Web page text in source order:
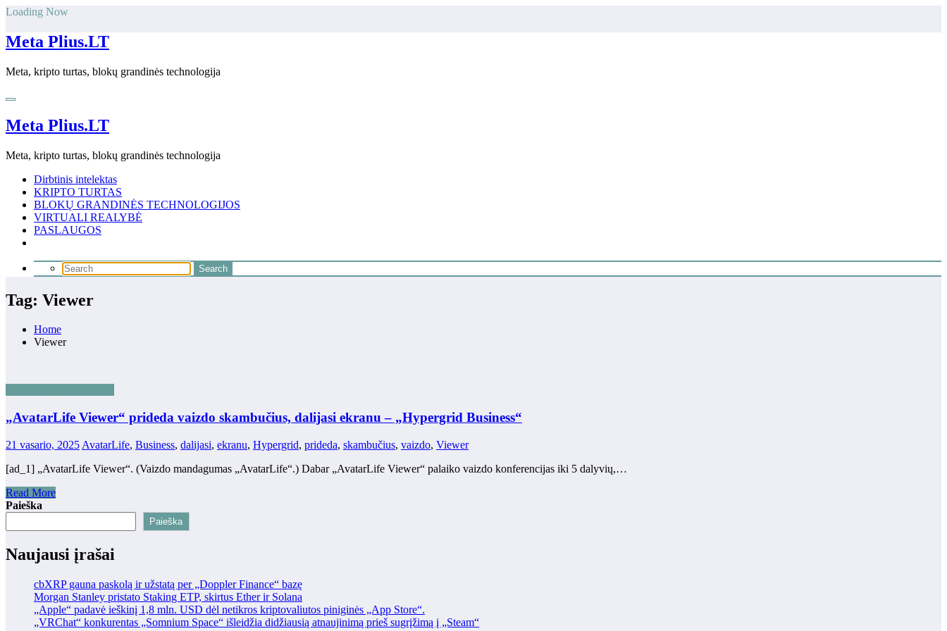
Skip
content
Loading Now
Meta Plius.LT
Meta, kripto turtas, blokų grandinės technologija
Meta Plius.LT
Meta, kripto turtas, blokų grandinės technologija
Dirbtinis intelektas
KRIPTO TURTAS
BLOKŲ GRANDINĖS TECHNOLOGIJOS
VIRTUALI REALYBĖ
PASLAUGOS
Tag: Viewer
Home
Viewer
„AvatarLife Viewer“ prideda vaizdo skambučius, dalijasi ekranu – „Hypergrid Business“
21 vasario, 2025 AvatarLife, Business, dalijasi, ekranu, Hypergrid, prideda, skambučius, vaizdo, Viewer
[ad_1] „AvatarLife Viewer“. (Vaizdo mandagumas „AvatarLife“.) Dabar „AvatarLife Viewer“ palaiko vaizdo konferencijas iki 5 dalyvių,…
Read More
Paieška
Paieška
Naujausi įrašai
cbXRP gauna paskolą ir užstatą per „Doppler Finance“ bazę
Morgan Stanley pristato Staking ETP, skirtus Ether ir Solana
„Apple“ padavė ieškinį 1,8 mln. USD dėl netikros kriptovaliutos piniginės „App Store“.
„VRChat“ konkurentas „Somnium Space“ išleidžia didžiausią atnaujinimą prieš sugrįžimą į „Steam“